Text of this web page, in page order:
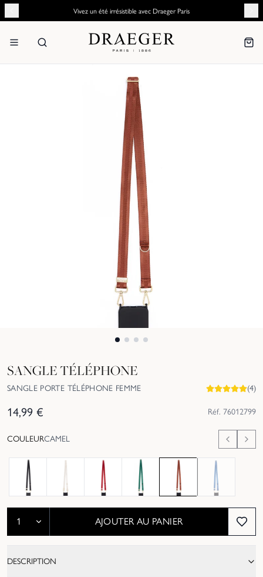
Vivez un été irrésistible avec Draeger Paris
SANGLE TÉLÉPHONE
SANGLE PORTE TÉLÉPHONE FEMME (4)
14,99 € Réf. 76012799
COULEURCAMEL
AJOUTER AU PANIER
DESCRIPTION